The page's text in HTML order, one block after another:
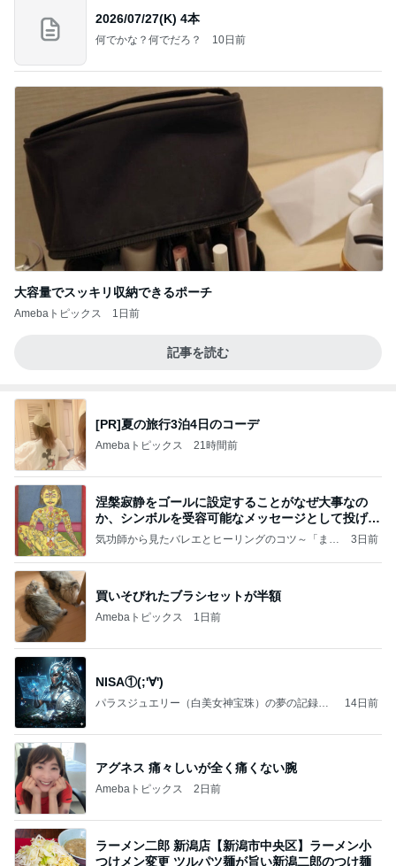
2026/07/27(K) 4本
何でかな？何でだろ？ 10日前
大容量でスッキリ収納できるポーチ
Amebaトピックス 1日前
記事を読む
[PR]夏の旅行3泊4日のコーデ
Amebaトピックス 21時間前
涅槃寂静をゴールに設定することがなぜ大事なの
か、シンボルを受容可能なメッセージとして投げる
ことが
気功師から見たバレエとヒーリングのコツ～「まと
3日前
買いそびれたブラシセットが半額
Amebaトピックス 1日前
NISA①(;'∀')
パラスジュエリー（白美女神宝珠）の夢の記録
14日前
アグネス 痛々しいが全く痛くない腕
Amebaトピックス 2日前
ラーメン二郎 新潟店【新潟市中央区】ラーメン小
つけメン変更 ツルパツ麺が旨い新潟二郎のつけ麺